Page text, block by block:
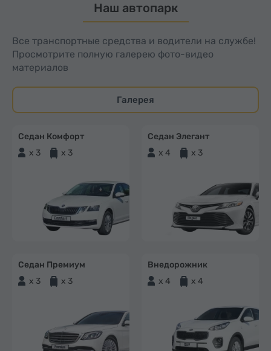
Наш автопарк
Все транспортные средства и водители на службе!
Просмотрите полную галерею фото-видео
материалов
Галерея
Седан Комфорт
x 3
x 3
Седан Элегант
x 4
x 3
Седан Премиум
x 3
x 3
Внедорожник
x 4
x 4